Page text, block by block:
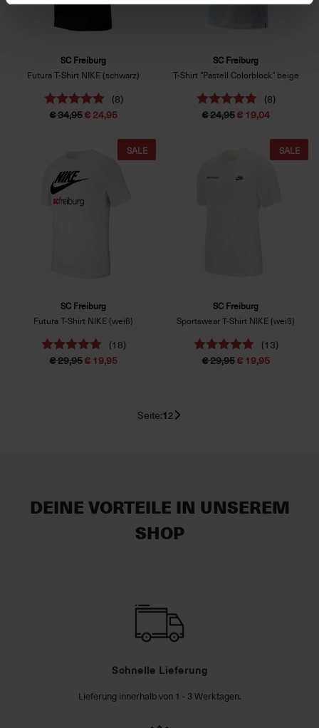
SC Freiburg
Futura T-Shirt NIKE (schwarz)
(8)
€ 34,95€ 24,95
SC Freiburg
T-Shirt "Pastell Colorblock" beige
(8)
€ 24,95€ 19,04
SC Freiburg
Futura T-Shirt NIKE (weiß)
(18)
€ 29,95€ 19,95
SALE
SC Freiburg
Sportswear T-Shirt NIKE (weiß)
(13)
€ 29,95€ 19,95
SALE
Seite:12
DEINE VORTEILE IN UNSEREM
SHOP
Schnelle Lieferung
Lieferung innerhalb von 1 - 3 Werktagen.